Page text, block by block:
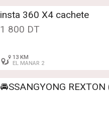
insta 360 X4 cachete
1 800 DT
13 KM
EL MANAR 2